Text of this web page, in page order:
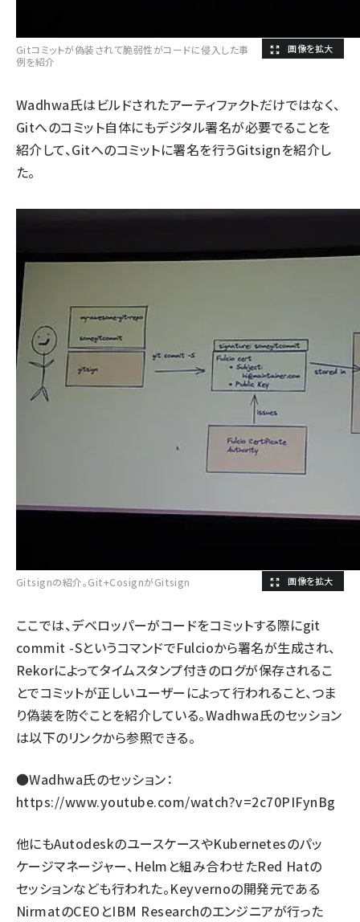
Gitコミットが偽装されて脆弱性がコードに侵入した事
例を紹介
Wadhwa氏はビルドされたアーティファクトだけではなく、
Gitへのコミット自体にもデジタル署名が必要でることを
紹介して、Gitへのコミットに署名を行うGitsignを紹介し
た。
Gitsignの紹介。Git+CosignがGitsign
ここでは、デベロッパーがコードをコミットする際にgit
commit -SというコマンドでFulcioから署名が生成され、
Rekorによってタイムスタンプ付きのログが保存されるこ
とでコミットが正しいユーザーによって行われること、つま
り偽装を防ぐことを紹介している。Wadhwa氏のセッション
は以下のリンクから参照できる。
●Wadhwa氏のセッション：
https://www.youtube.com/watch?v=2c70PIFynBg
他にもAutodeskのユースケースやKubernetesのパッ
ケージマネージャー、Helmと組み合わせたRed Hatの
セッションなども行われた。Keyvernoの開発元である
NirmatのCEOとIBM Researchのエンジニアが行った